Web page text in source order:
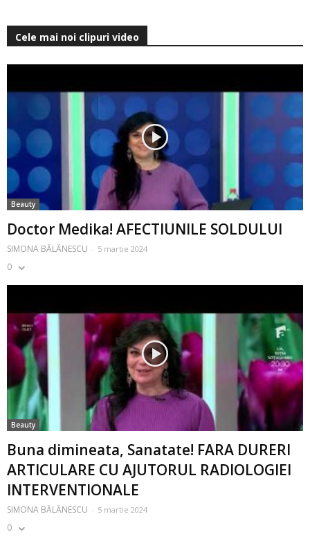
Cele mai noi clipuri video
Beauty
Doctor Medika! AFECTIUNILE SOLDULUI
SIMONA BĂLĂNESCU - 5 martie 2024
0
Beauty
Buna dimineata, Sanatate! FARA DURERI
ARTICULARE CU AJUTORUL RADIOLOGIEI
INTERVENTIONALE
SIMONA BĂLĂNESCU - 5 martie 2024
0